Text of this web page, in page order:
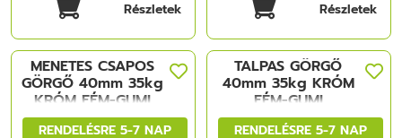
Részletek Részletek
RENDELÉSRE 5-7 NAP
MENETES CSAPOS
GÖRGŐ 40mm 35kg
KRÓM FÉM-GUMI
RENDELÉSRE 5-7 NAP
TALPAS GÖRGŐ
40mm 35kg KRÓM
FÉM-GUMI